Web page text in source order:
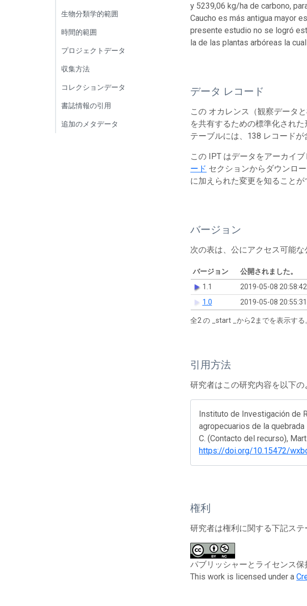
生物分類学的範囲
時間的範囲
プロジェクトデータ
収集方法
コレクションデータ
書誌情報の引用
追加のメタデータ
y 5239,06 kg/ha de carbono,
Caucho es más antigua mayor
presente estudio no se logró
la de las plantas arbóreas la
データ レコード
この オカレンス（観察データ
を共有するための標準化され
テーブルには、138 レコードが
この IPT はデータをアーカイ
ード セクションからダウンロー
に加えられた変更を知ることが
バージョン
次の表は、公にアクセス可能
バージョン 公開されました。
1.1
2019-05-08 20:58:42
1.0
2019-05-08 20:55:31
全2 の _start _から2までを表示する
引用方法
研究者はこの研究内容を以下
Instituto de Investigación de
agropecuarios de la
C. (Contacto del recurso),
https://doi.org/10.15472/
権利
研究者は権利に関する下記ス
パブリッシャーとライセンス
This work is licensed under a